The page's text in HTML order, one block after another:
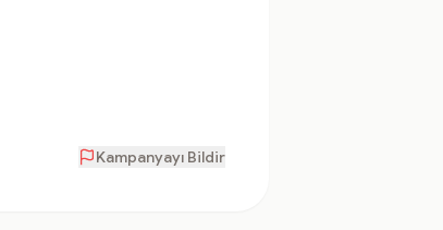
Kampanyayı Bildir